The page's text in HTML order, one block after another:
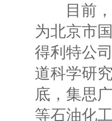
目前，
为北京市
得利特公
道科学研
底，集思
等石油化